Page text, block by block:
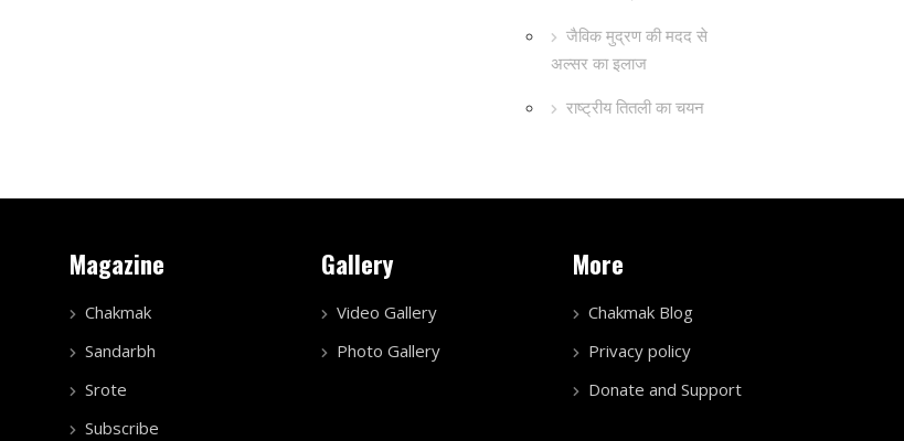
जैविक मुद्रण की मदद से
अल्सर का इलाज
राष्ट्रीय तितली का चयन
Magazine
Chakmak
Sandarbh
Srote
Subscribe
Gallery
Video Gallery
Photo Gallery
More
Chakmak Blog
Privacy policy
Donate and Support